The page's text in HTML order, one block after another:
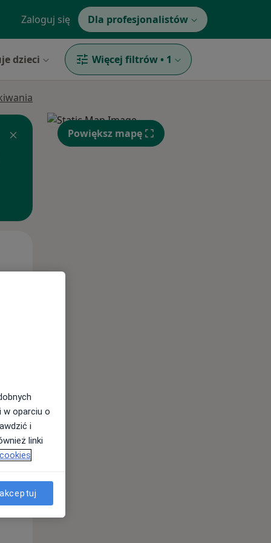
Zaloguj się Dla profesjonalistów
dzieci Więcej filtrów • 1
Czw,
Powiększ mapę
w oparciu o
i
linki